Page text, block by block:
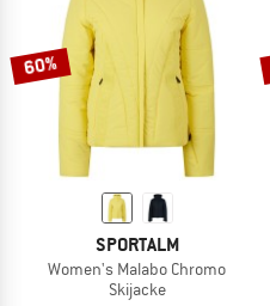
60%
SPORTALM
Women's Malabo Chromo
Skijacke